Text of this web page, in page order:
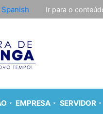
Spanish Ir para o
EMPRESA SERVIDOR